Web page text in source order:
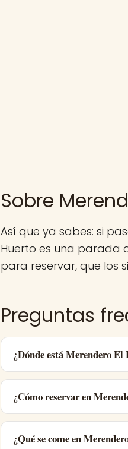
Sobre
Así que ya sabes: si
Huerto es una parada
para reservar, que los
Preguntas
¿Dónde está Merendero El
¿Cómo reservar en
¿Qué se come en